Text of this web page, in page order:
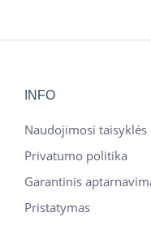
INFO
Naudojimosi taisyklės
Privatumo politika
Garantinis
Pristatymas